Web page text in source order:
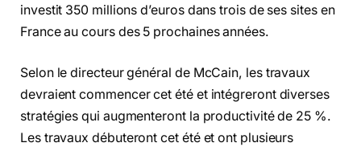
investit 350 millions d’euros dans trois de ses sites en
France au cours des 5 prochaines années.
Selon le directeur général de McCain, les travaux
devraient commencer cet été et intégreront diverses
stratégies qui augmenteront la productivité de 25 %.
Les travaux débuteront cet été et ont plusieurs